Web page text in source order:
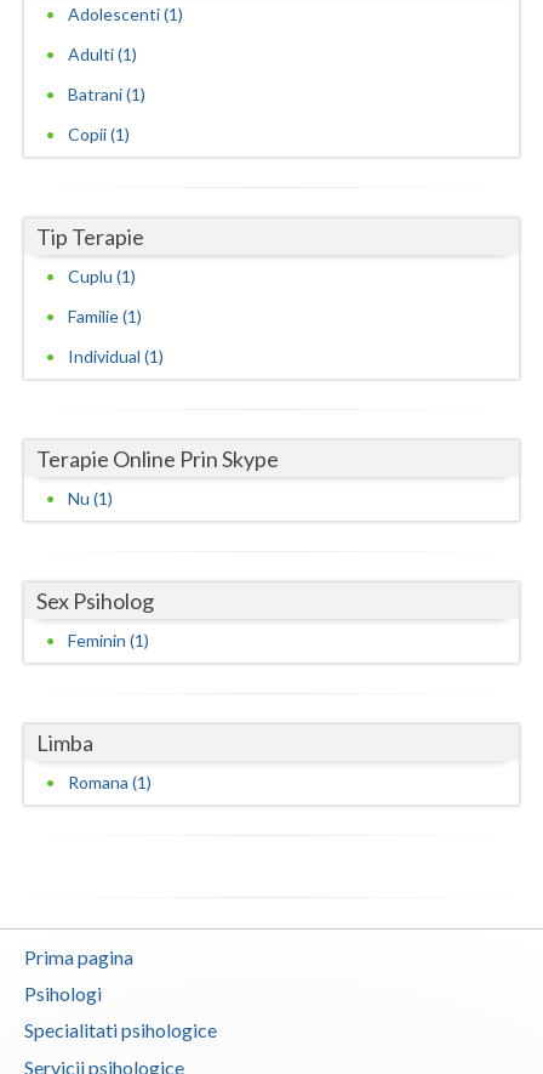
Mehedinti
Mures
Olt
Salaj
Sibiu
Teleorman
Timis
Valcea
Vaslui
Adolescenti (1)
Adulti (1)
Batrani (1)
Copii (1)
Tip Terapie
Cuplu (1)
Familie (1)
Individual (1)
Terapie Online Prin Skype
Nu (1)
Sex Psiholog
Feminin (1)
Limba
Romana (1)
Prima pagina
Psihologi
Specialitati psihologice
Servicii psihologice